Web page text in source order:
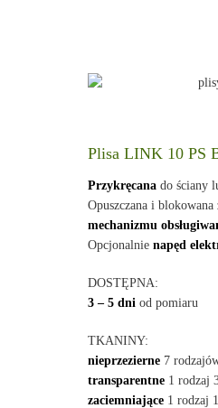
Plisa LINK 10 PS
Przykręcanado ściany
Opuszczana i blokowana
mechanizmu
Opcjonalnie napęd
DOSTĘPNA:
3 – 5 dni od pomiaru
TKANINY:
nieprzezierne7
transparentne1 rodzaj
zaciemniające1 rodzaj